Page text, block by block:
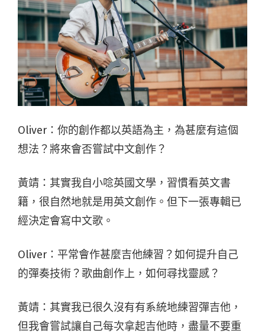
Oliver：你的創作都以英語為主，為甚麼有這個
想法？將來會否嘗試中文創作？
黃靖：其實我自小唸英國文學，習慣看英文書
籍，很自然地就是用英文創作。但下一張專輯已
經決定會寫中文歌。
Oliver：平常會作甚麼吉他練習？如何提升自己
的彈奏技術？歌曲創作上，如何尋找靈感？
黃靖：其實我已很久沒有有系統地練習彈吉他，
但我會嘗試讓自己每次拿起吉他時，盡量不要重